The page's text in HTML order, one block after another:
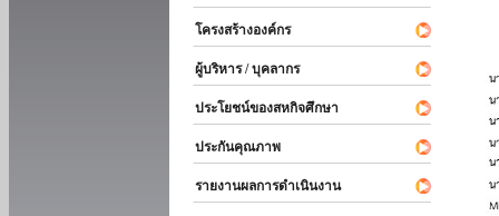
โครงสร้างองค์กร
ผู้บริหาร / บุคลากร
ประโยชน์ของสหกิจศึกษา
ประกันคุณภาพ
รายงานผลการดำเนินงาน